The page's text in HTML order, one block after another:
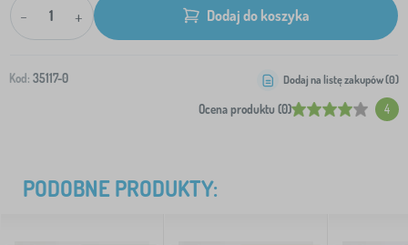
- + Dodaj do koszyka
Kod: 35117-0
Ocena produktu (0) 4
Dodaj na listę zakupów (0)
PODOBNE PRODUKTY: